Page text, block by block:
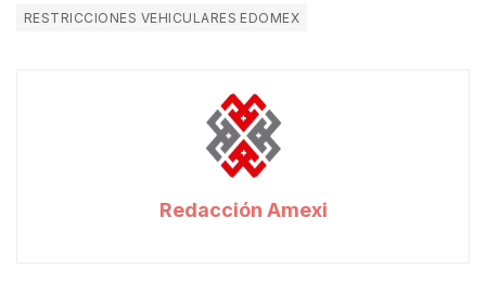
RESTRICCIONES VEHICULARES EDOMEX
Redacción Amexi